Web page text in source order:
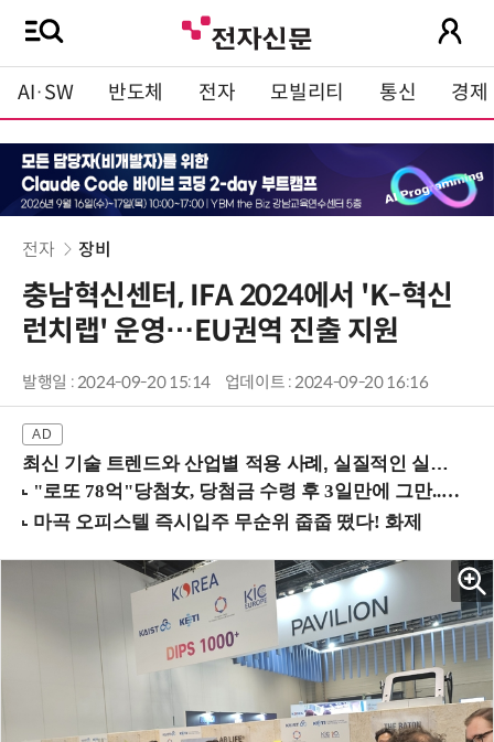
AI·SW 반도체 전자 모빌리티 통신 경제
전자 장비
충남혁신센터, IFA 2024에서 'K-혁신
런치랩' 운영…EU권역 진출 지원
발행일 : 2024-09-20 15:14 업데이트 : 2024-09-20 16:16
최신 기술 트렌드와 산업별 적용 사례, 실질적인 실행 전략을 공유 (9/18 양재역)